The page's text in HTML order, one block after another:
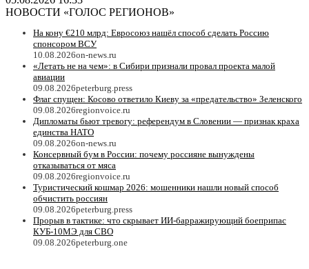
НОВОСТИ «ГОЛОС РЕГИОНОВ»
На кону €210 млрд: Евросоюз нашёл способ сделать Россию
спонсором ВСУ
10.08.2026on-news.ru
«Летать не на чем»: в Сибири признали провал проекта малой
авиации
09.08.2026peterburg.press
Флаг спущен: Косово ответило Киеву за «предательство» Зеленского
09.08.2026regionvoice.ru
Дипломаты бьют тревогу: референдум в Словении — признак краха
единства НАТО
09.08.2026on-news.ru
Консервный бум в России: почему россияне вынуждены
отказываться от мяса
09.08.2026regionvoice.ru
Туристический кошмар 2026: мошенники нашли новый способ
обчистить россиян
09.08.2026peterburg.press
Прорыв в тактике: что скрывает ИИ-барражирующий боеприпас
КУБ-10МЭ для СВО
09.08.2026peterburg.one